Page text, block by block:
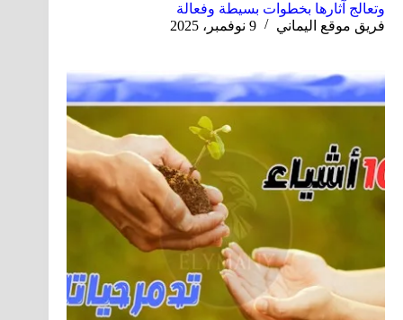
وتعالج آثارها بخطوات بسيطة وفعالة
فريق موقع اليماني
9 نوفمبر، 2025